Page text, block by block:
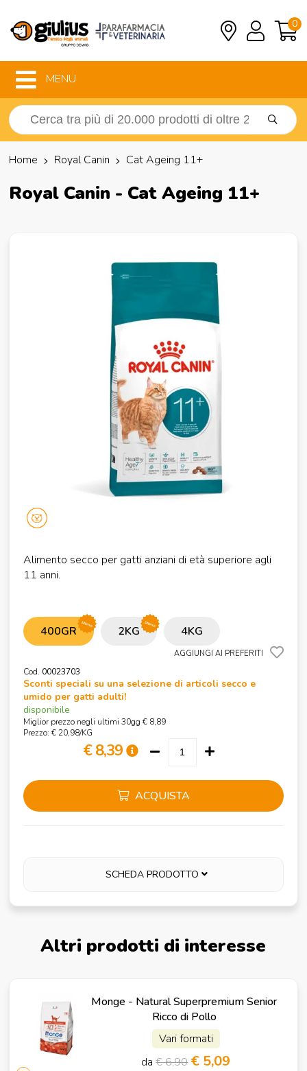
0
MENU
Home Royal Canin Cat Ageing 11+
Royal Canin - Cat Ageing 11+
Alimento secco per gatti anziani di età superiore agli
11 anni.
400GR promo 2KG promo 4KG
AGGIUNGI AI PREFERITI
Cod. 00023703
Sconti speciali su una selezione di articoli secco e
umido per gatti adulti!
disponibile
Miglior prezzo negli ultimi 30gg € 8,89
Prezzo: € 20,98/KG
€ 8,39
ACQUISTA
SCHEDA PRODOTTO
Altri prodotti di interesse
Monge - Natural Superpremium Senior
Ricco di Pollo
Vari formati
da€ 6,90 € 5,09